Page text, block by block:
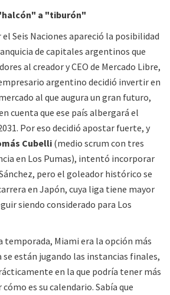
a "tiburón"
Seis Naciones apareció la posibilidad
de capitales argentinos que
al creador y CEO de Mercado Libre,
argentino decidió invertir en
al que augura un gran futuro,
cuenta que ese país albergará el
Por eso decidió apostar fuerte, y
Cubelli (medio scrum con tres
en Los Pumas), intentó incorporar
pero el goleador histórico se
en Japón, cuya liga tiene mayor
siendo considerado para Los
temporada, Miami era la opción más
se están jugando las instancias finales,
en la que podría tener más
es su calendario. Sabía que